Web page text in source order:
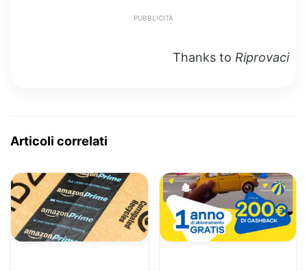
PUBBLICITÀ
Thanks to Riprovaci
Articoli correlati